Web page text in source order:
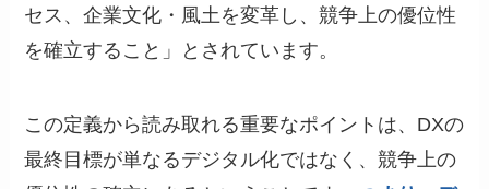
セス、企業文化・風土を変革し、競争上の優位性
を確立すること」とされています。
この定義から読み取れる重要なポイントは、DXの
最終目標が単なるデジタル化ではなく、競争上の